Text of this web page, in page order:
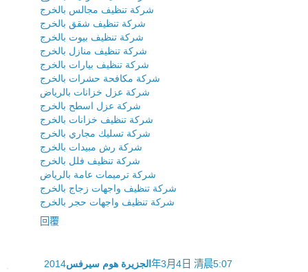
شركة تنظيف مجالس بالخرج
شركة تنظيف شقق بالخرج
شركة تنظيف بيوت بالخرج
شركة تنظيف منازل بالخرج
شركة تنظيف بيارات بالخرج
شركة مكافحة حشرات بالخرج
شركة عزل خزانات بالرياض
شركة عزل اسطح بالخرج
شركة تنظيف خزانات بالخرج
شركة تسليك مجاري بالخرج
شركة رش مبيدات بالخرج
شركة تنظيف فلل بالخرج
شركة ترميمات عامة بالرياض
شركة تنظيف واجهات زجاج بالخرج
شركة تنظيف واجهات حجر بالخرج
回覆
الجزيرة هوم سيرفس 2014年3月4日 清晨5:07